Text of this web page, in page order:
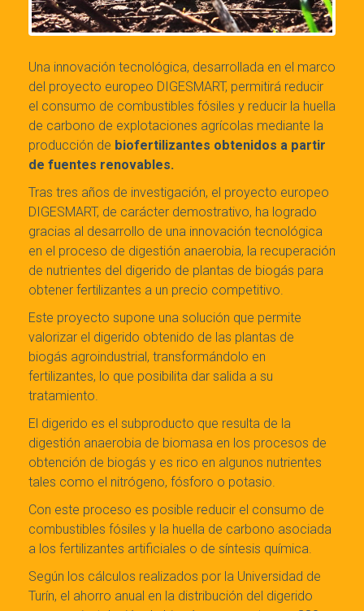
Una innovación tecnológica, desarrollada en el marco
del proyecto europeo DIGESMART, permitirá reducir
el consumo de combustibles fósiles y reducir la huella
de carbono de explotaciones agrícolas mediante la
producción de biofertilizantes obtenidos a partir
de fuentes renovables.
Tras tres años de investigación, el proyecto europeo
DIGESMART, de carácter demostrativo, ha logrado
gracias al desarrollo de una innovación tecnológica
en el proceso de digestión anaerobia, la recuperación
de nutrientes del digerido de plantas de biogás para
obtener fertilizantes a un precio competitivo.
Este proyecto supone una solución que permite
valorizar el digerido obtenido de las plantas de
biogás agroindustrial, transformándolo en
fertilizantes, lo que posibilita dar salida a su
tratamiento.
El digerido es el subproducto que resulta de la
digestión anaerobia de biomasa en los procesos de
obtención de biogás y es rico en algunos nutrientes
tales como el nitrógeno, fósforo o potasio.
Con este proceso es posible reducir el consumo de
combustibles fósiles y la huella de carbono asociada
a los fertilizantes artificiales o de síntesis química.
Según los cálculos realizados por la Universidad de
Turín, el ahorro anual en la distribución del digerido